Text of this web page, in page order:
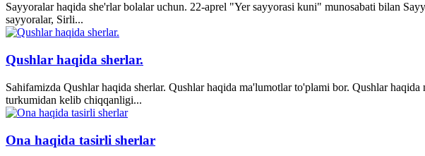
Sayyoralar haqida she'rlar bolalar uchun. 22-aprel "Yer sayyorasi kuni" munosabati bilan
sayyoralar, Sirli...
Qushlar haqida sherlar.
Sahifamizda Qushlar haqida sherlar. Qushlar haqida ma'lumotlar to'plami bor. Qushlar
turkumidan kelib chiqqanligi...
Ona haqida tasirli sherlar